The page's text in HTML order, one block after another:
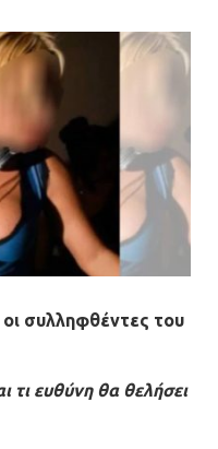
οι συλληφθέντες του
τι ευθύνη θα θελήσει